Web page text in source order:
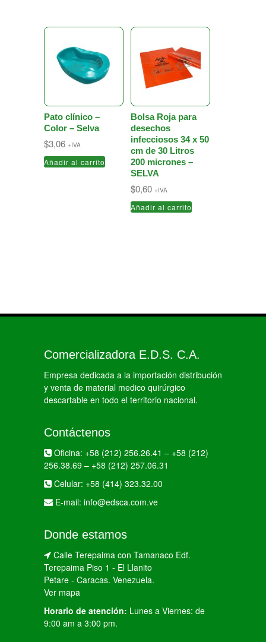
Pato clínico –
Color – Selva
$3,06 +IVA
Añadir al carrito
Bolsa Roja para
desechos
infecciosos 34 x 50
cm de 30 Litros
200 micrones –
SELVA
$0,60 +IVA
Añadir al carrito
Comercializadora E.D.S. C.A.
Empresa dedicada a la importación distribución
y venta de material medico quirúrgico
descartable en todo el territorio nacional.
Contáctenos
Oficina: +58 (212) 256.26.41 – +58 (212)
256.38.69 – +58 (212) 257.06.31
Celular: +58 (414) 323.32.00
E-mail: info@edsca.com.ve
Donde estamos
Calle Terepaima con Tamanaco Edf.
Terepaima Piso 1 - El Llanito
Petare - Caracas. Venezuela.
Ver mapa
Horario de atención: Lunes a Viernes: de
9:00 am a 3:00 pm.